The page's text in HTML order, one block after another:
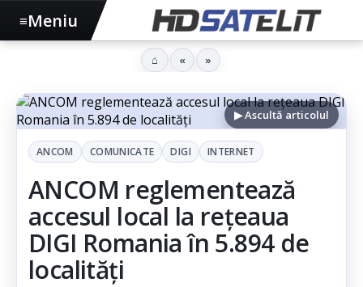
▶ Ascultă articolul
ANCOM COMUNICATE DIGI INTERNET
ANCOM reglementează
accesul local la rețeaua
DIGI Romania în 5.894 de
localități
≡Meniu
⌂ « »